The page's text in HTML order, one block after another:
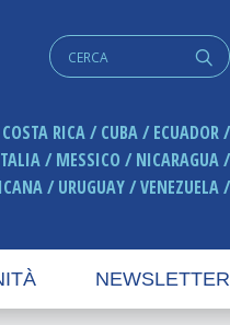
q
Cerca:
COSTA RICA CUBA
ECUADOR
MESSICO
NICARAGUA
URUGUAY VENEZUELA
NEWSLETTER